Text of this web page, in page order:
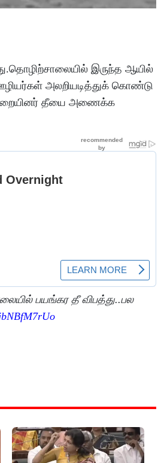
இருந்த ஆயில்
அலறியடித்துக் கொண்டு
துறையினர் தீயை அணைக்க
பயங்கர தீ விபத்து..பல